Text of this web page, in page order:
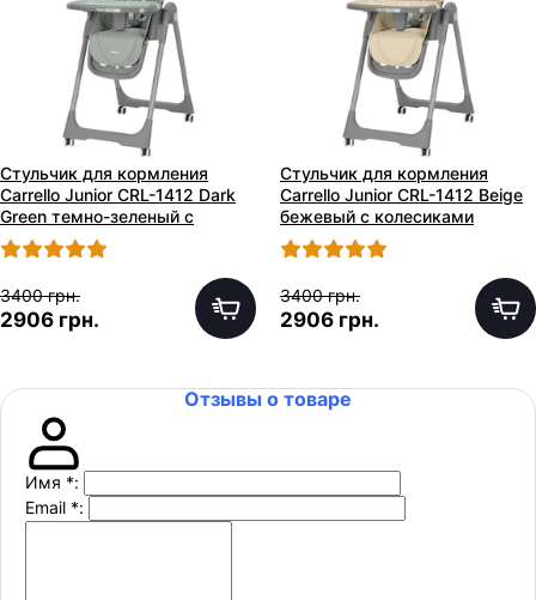
Стульчик для кормления
Carrello Junior CRL-1412 Dark
Green темно-зеленый с
колесиками
3400 грн.
2906 грн.
Стульчик для кормления
Carrello Junior CRL-1412 Beige
бежевый с колесиками
3400 грн.
2906 грн.
Отзывы о товаре
Имя *:
Email *: